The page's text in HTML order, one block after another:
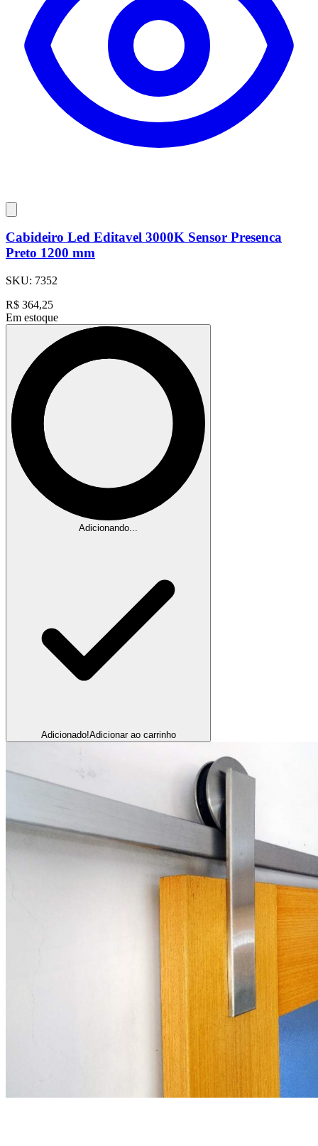
Cabideiro Led Editavel 3000K Sensor Presenca
Preto 1200 mm
SKU: 7352
R$ 364,25
Em estoque
Adicionando...
Adicionado!Adicionar ao carrinho